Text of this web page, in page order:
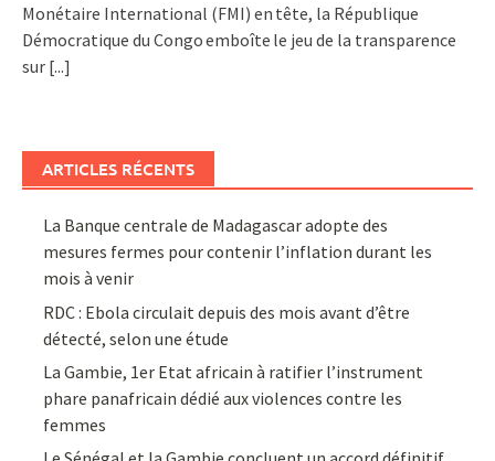
Monétaire International (FMI) en tête, la République
Démocratique du Congo emboîte le jeu de la transparence
sur [...]
ARTICLES RÉCENTS
La Banque centrale de Madagascar adopte des
mesures fermes pour contenir l’inflation durant les
mois à venir
RDC : Ebola circulait depuis des mois avant d’être
détecté, selon une étude
La Gambie, 1er Etat africain à ratifier l’instrument
phare panafricain dédié aux violences contre les
femmes